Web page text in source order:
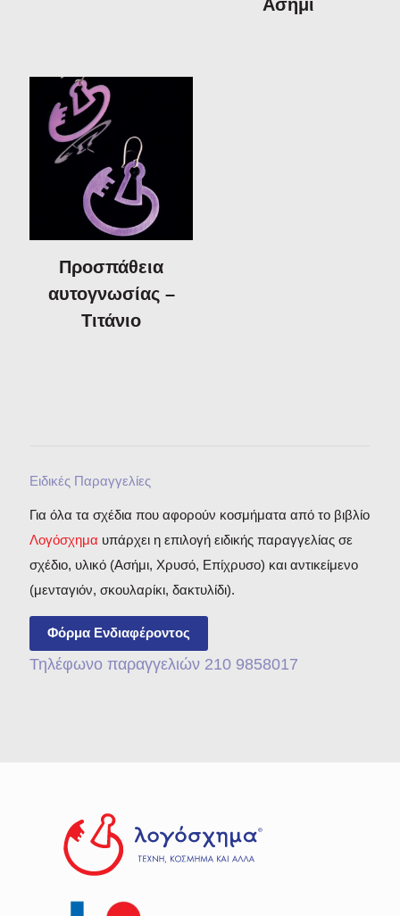
Ασήμι
Προσπάθεια
αυτογνωσίας –
Τιτάνιο
Ειδικές Παραγγελίες
Για όλα τα σχέδια που αφορούν κοσμήματα από το βιβλίο
Λογόσχημα υπάρχει η επιλογή ειδικής παραγγελίας σε
σχέδιο, υλικό (Ασήμι, Χρυσό, Επίχρυσο) και αντικείμενο
(μενταγιόν, σκουλαρίκι, δακτυλίδι).
Φόρμα Ενδιαφέροντος
Τηλέφωνο παραγγελιών 210 9858017